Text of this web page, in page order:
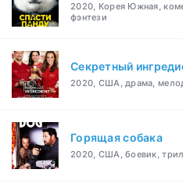
2020, Корея Южная,
фэнтези
Секретный
2020, США, драма,
Горящая собака
2020, США, боевик,